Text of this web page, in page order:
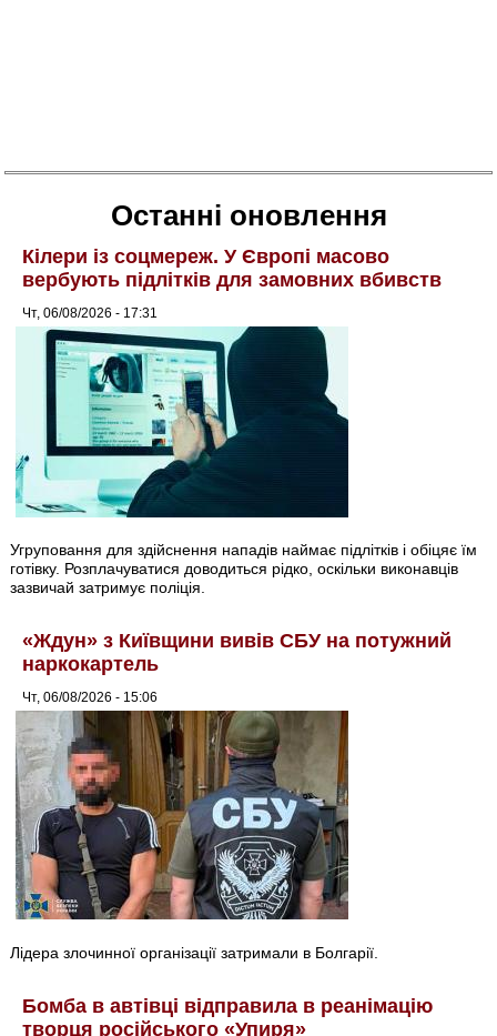
Останні оновлення
Кілери із соцмереж. У Європі масово
вербують підлітків для замовних вбивств
Чт, 06/08/2026 - 17:31
Угруповання для здійснення нападів наймає підлітків і обіцяє їм
готівку. Розплачуватися доводиться рідко, оскільки виконавців
зазвичай затримує поліція.
«Ждун» з Київщини вивів СБУ на потужний
наркокартель
Чт, 06/08/2026 - 15:06
Лідера злочинної організації затримали в Болгарії.
Бомба в автівці відправила в реанімацію
творця російського «Упиря»